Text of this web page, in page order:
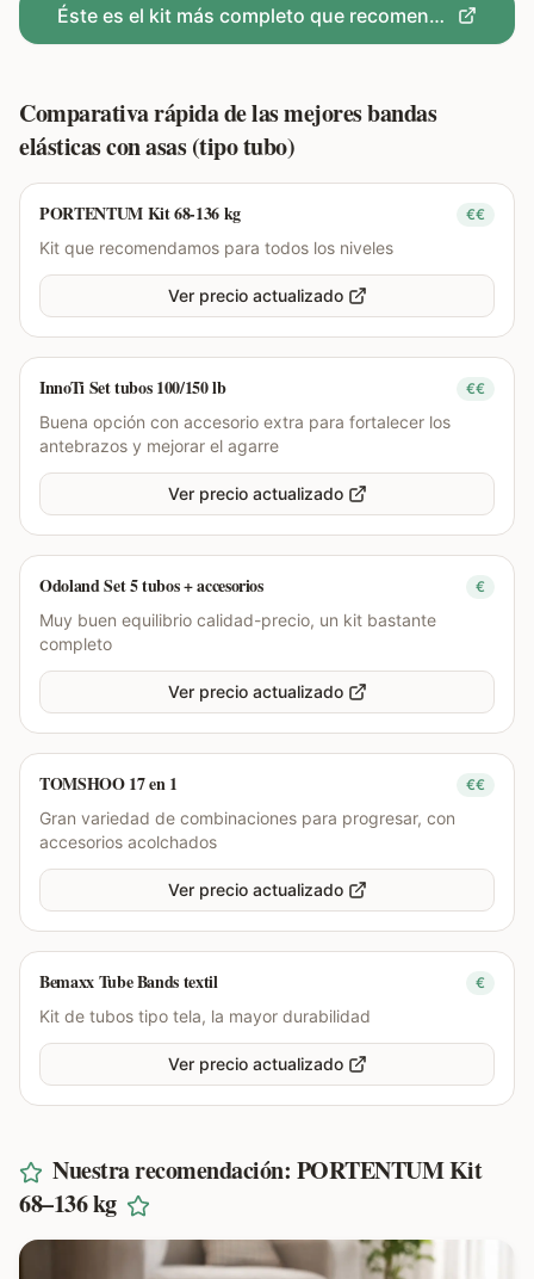
Éste es el kit más completo que recomendamos
Comparativa rápida de las mejores bandas
elásticas con asas (tipo tubo)
PORTENTUM Kit 68-136 kg €€
Kit que recomendamos para todos los niveles
Ver precio actualizado
InnoTi Set tubos 100/150 lb €€
Buena opción con accesorio extra para fortalecer los
antebrazos y mejorar el agarre
Ver precio actualizado
Odoland Set 5 tubos + accesorios €
Muy buen equilibrio calidad-precio, un kit bastante
completo
Ver precio actualizado
TOMSHOO 17 en 1 €€
Gran variedad de combinaciones para progresar, con
accesorios acolchados
Ver precio actualizado
Bemaxx Tube Bands textil €
Kit de tubos tipo tela, la mayor durabilidad
Ver precio actualizado
Nuestra recomendación: PORTENTUM Kit
68–136 kg